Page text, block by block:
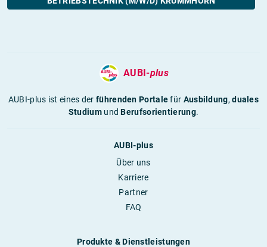
AUBI-plus
AUBI-plus ist eines derführenden Portalefür Ausbildung,duales
StudiumundBerufsorientierung.
AUBI-plus
Über uns
Karriere
Partner
FAQ
Produkte & Dienstleistungen